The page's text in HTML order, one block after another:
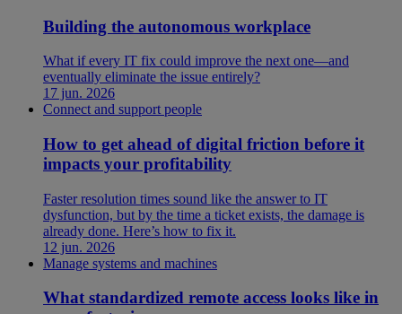
Building the autonomous workplace
What if every IT fix could improve the next one—and
eventually eliminate the issue entirely?
17 jun. 2026
Connect and support people
How to get ahead of digital friction before it
impacts your profitability
Faster resolution times sound like the answer to IT
dysfunction, but by the time a ticket exists, the damage is
already done. Here’s how to fix it.
12 jun. 2026
Manage systems and machines
What standardized remote access looks like in